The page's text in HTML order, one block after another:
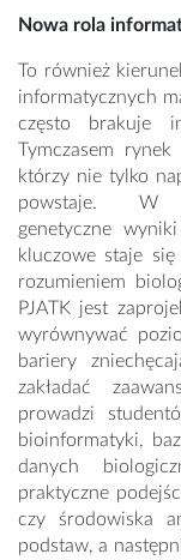
Nowa rola
To również
informatycznych
często brakuje
Tymczasem
którzy nie tylko
powstaje. W
genetyczne
kluczowe staje
rozumieniem
PJATK jest
wyrównywać
bariery
zakładać
prowadzi
bioinformatyki,
danych
praktyczne
czy środowiska
podstaw, a